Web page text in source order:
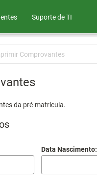
Suporte de TI
Comprovantes
da pré-matrícula.
Data Nascimento: